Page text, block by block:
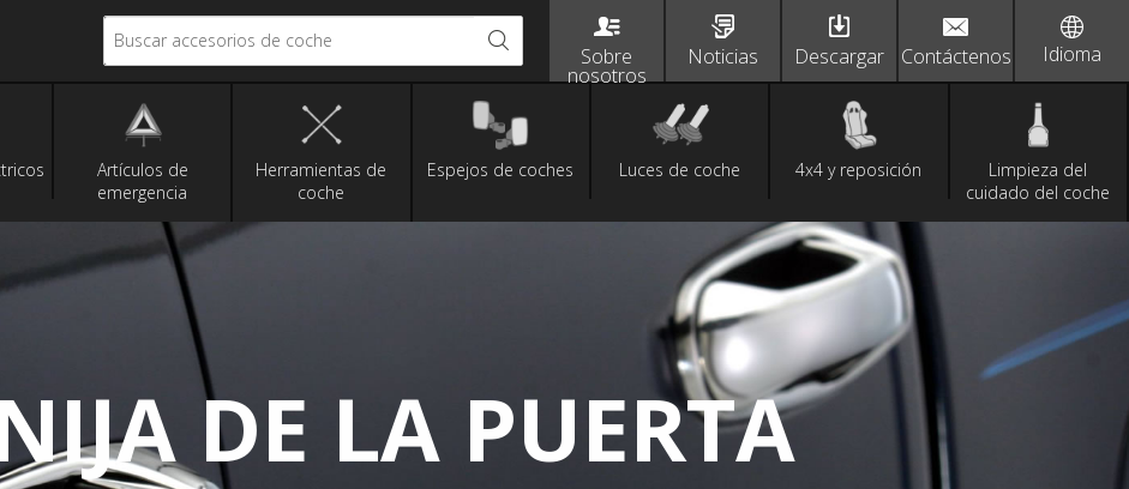
Sobre
nosotros
Noticias Descargar Contáctenos
Buscar accesorios de coche
Artículos de
emergencia
Herramientas de
coche
Espejos de coches Luces de coche 4x4 y reposición
Limpieza del
cuidado del coche
Idioma
DE LA PUERTA